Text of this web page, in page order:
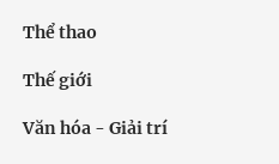
Thể thao
Thế giới
Văn hóa - Giải trí